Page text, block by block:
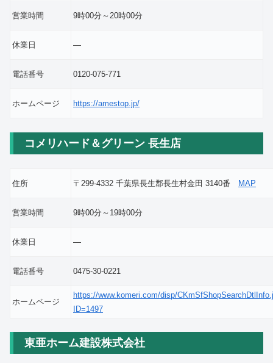
営業時間 9時00分～20時00分
休業日 ―
電話番号 0120-075-771
ホームページ https://amestop.jp/
コメリハード＆グリーン 長生店
住所 〒299-4332 千葉県長生郡長生村金田 3140番 MAP
営業時間 9時00分～19時00分
休業日 ―
電話番号 0475-30-0221
ホームページ
https://www.komeri.com/disp/
ID=1497
東亜ホーム建設株式会社